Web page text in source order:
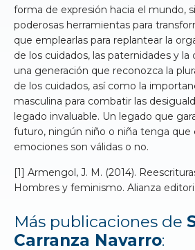
forma de expresión hacia el mundo,
poderosas herramientas para
que emplearlas para replantear la
de los cuidados, las paternidades y la
una generación que reconozca la
de los cuidados, así como la
masculina para combatir las
legado invaluable. Un legado que
futuro, ningún niño o niña tenga que
emociones son válidas o no.
[1] Armengol, J. M. (2014).
Hombres y feminismo. Alianza
Más publicaciones de
Carranza Navarro: